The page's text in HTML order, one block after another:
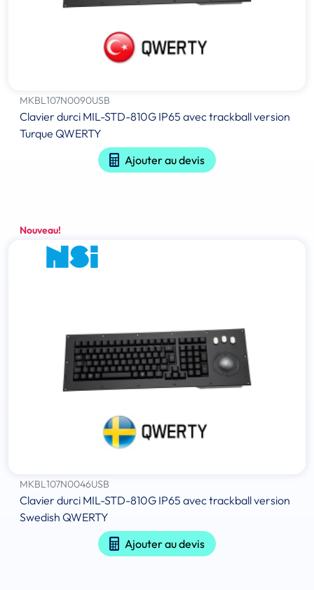
MKBL107N0090USB
Clavier durci MIL-STD-810G IP65 avec trackball version
Turque QWERTY
Ajouter au devis
Nouveau!
MKBL107N0046USB
Clavier durci MIL-STD-810G IP65 avec trackball version
Swedish QWERTY
Ajouter au devis